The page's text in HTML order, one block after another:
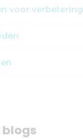
voor verbetering